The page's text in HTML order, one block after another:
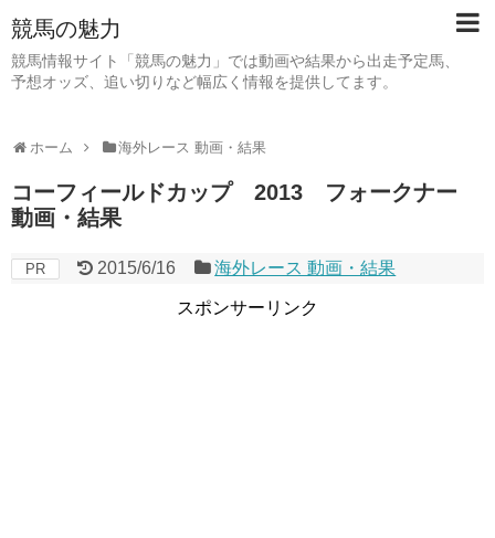
競馬の魅力
競馬情報サイト「競馬の魅力」では動画や結果から出走予定馬、
予想オッズ、追い切りなど幅広く情報を提供してます。
ホーム 海外レース 動画・結果
コーフィールドカップ 2013 フォークナー
動画・結果
PR 2015/6/16 海外レース 動画・結果
スポンサーリンク